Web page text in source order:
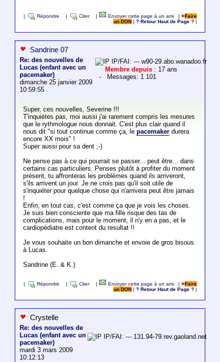
Répondre Citer Envoyer cette page à un ami |
Faire
un DON
|? Retour Haut de Page ?
Sandrine 07
Re: des nouvelles de
Lucas (enfant avec un
pacemaker)
dimanche 25 janvier 2009
10:59:55
IP/FAI: ---.w90-29.abo.wanadoo.fr
Membre depuis : 17 ans
- Messages: 1 101
Super, ces nouvelles, Severine !!!
T'inquiètes pas, moi aussi j'ai rarement compris les mesures
que le rythmologue nous donnait. C'est plus clair quand il
nous dit "si tout continue comme ça, le pacemakerdurera
encore XX mois" !
Super aussi pour sa dent ;-)
Ne pense pas à ce qui pourrait se passer... peut être... dans
certains cas particuliers. Penses plutôt à profiter du moment
présent, tu affronteras les problèmes quand ils arriveront,
s'ils arrivent un jour. Je ne crois pas qu'il soit utile de
s'inquiéter pour quelque chose qui n'arrivera peut être jamais
!
Enfin, en tout cas, c'est comme ça que je vois les choses.
Je suis bien consciente que ma fille risque des tas de
complications, mais pour le moment, il n'y en a pas, et le
cardiopédiatre est content du resultat !!
Je vous souhaite un bon dimanche et envoie de gros bisous
à Lucas.
Sandrine (E. & K.)
Répondre Citer Envoyer cette page à un ami |
Faire
un DON
|? Retour Haut de Page ?
Crystelle
Re: des nouvelles de
Lucas (enfant avec un
pacemaker)
mardi 3 mars 2009
10:12:13
IP/FAI: ---.131.94-79.rev.gaoland.net